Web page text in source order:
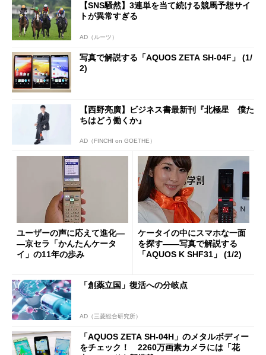
【SNS騒然】3連単を当て続ける競馬予想サイ
トが異常すぎる
AD（ルーツ）
写真で解説する「AQUOS ZETA SH-04F」 (1/
2)
【西野亮廣】ビジネス書最新刊『北極星 僕た
ちはどう働くか』
AD（FINCHI on GOETHE）
ユーザーの声に応えて進化―
―京セラ「かんたんケータ
イ」の11年の歩み
ケータイの中にスマホな一面
を探す――写真で解説する
「AQUOS K SHF31」 (1/2)
「創薬立国」復活への分岐点
AD（三菱総合研究所）
「AQUOS ZETA SH-04H」のメタルボディー
をチェック！ 2260万画素カメラには「花